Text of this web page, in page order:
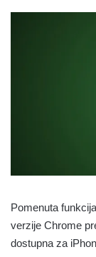
Pomenuta
verzije Chrome
dostupna za